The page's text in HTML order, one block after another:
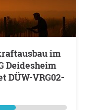
Deidesheim
DÜW-VRG02-